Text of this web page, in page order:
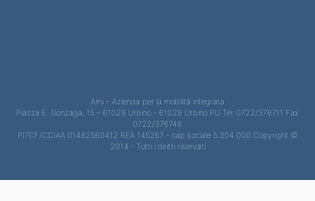
Ami – Azienda per la mobilità integrata
Piazza E. Gonzaga, 15 – 61029 Urbino - 61029 Urbino PU Tel. 0722/376711 Fax
0722/376748
PI7CF/CCIAA 01482560412 REA 145267 - cap sociale 5.304.000 Copyright ©
2014 - Tutti i diritti riservati